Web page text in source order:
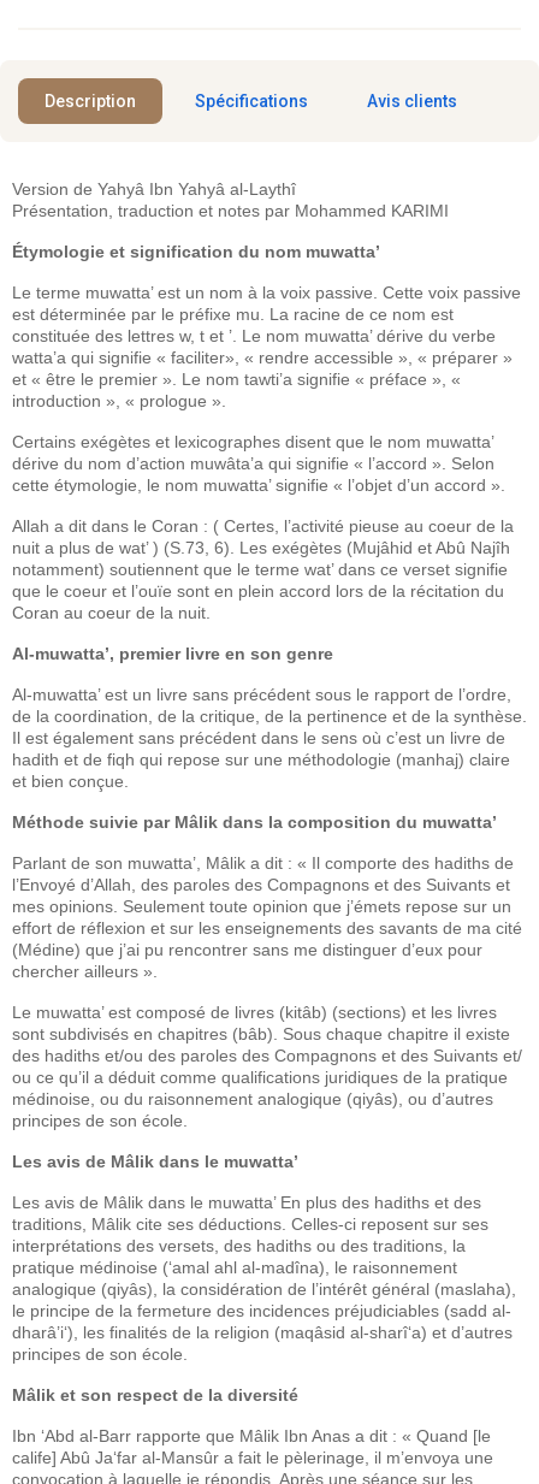
Description Spécifications Avis clients
Version de Yahyâ Ibn Yahyâ al-Laythî
Présentation, traduction et notes par Mohammed KARIMI
Étymologie et signification du nom muwatta’
Le terme muwatta’ est un nom à la voix passive. Cette voix passive
est déterminée par le préfixe mu. La racine de ce nom est
constituée des lettres w, t et ’. Le nom muwatta’ dérive du verbe
watta’a qui signifie « faciliter», « rendre accessible », « préparer »
et « être le premier ». Le nom tawti’a signifie « préface », «
introduction », « prologue ».
Certains exégètes et lexicographes disent que le nom muwatta’
dérive du nom d’action muwâta’a qui signifie « l’accord ». Selon
cette étymologie, le nom muwatta’ signifie « l’objet d’un accord ».
Allah a dit dans le Coran : ( Certes, l’activité pieuse au coeur de la
nuit a plus de wat’ ) (S.73, 6). Les exégètes (Mujâhid et Abû Najîh
notamment) soutiennent que le terme wat’ dans ce verset signifie
que le coeur et l’ouïe sont en plein accord lors de la récitation du
Coran au coeur de la nuit.
Al-muwatta’, premier livre en son genre
Al-muwatta’ est un livre sans précédent sous le rapport de l’ordre,
de la coordination, de la critique, de la pertinence et de la synthèse.
Il est également sans précédent dans le sens où c’est un livre de
hadith et de fiqh qui repose sur une méthodologie (manhaj) claire
et bien conçue.
Méthode suivie par Mâlik dans la composition du muwatta’
Parlant de son muwatta’, Mâlik a dit : « Il comporte des hadiths de
l’Envoyé d’Allah, des paroles des Compagnons et des Suivants et
mes opinions. Seulement toute opinion que j’émets repose sur un
effort de réflexion et sur les enseignements des savants de ma cité
(Médine) que j’ai pu rencontrer sans me distinguer d’eux pour
chercher ailleurs ».
Le muwatta’ est composé de livres (kitâb) (sections) et les livres
sont subdivisés en chapitres (bâb). Sous chaque chapitre il existe
des hadiths et/ou des paroles des Compagnons et des Suivants et/
ou ce qu’il a déduit comme qualifications juridiques de la pratique
médinoise, ou du raisonnement analogique (qiyâs), ou d’autres
principes de son école.
Les avis de Mâlik dans le muwatta’
Les avis de Mâlik dans le muwatta’ En plus des hadiths et des
traditions, Mâlik cite ses déductions. Celles-ci reposent sur ses
interprétations des versets, des hadiths ou des traditions, la
pratique médinoise (‘amal ahl al-madîna), le raisonnement
analogique (qiyâs), la considération de l’intérêt général (maslaha),
le principe de la fermeture des incidences préjudiciables (sadd al-
dharâ’i‘), les finalités de la religion (maqâsid al-sharî‘a) et d’autres
principes de son école.
Mâlik et son respect de la diversité
Ibn ‘Abd al-Barr rapporte que Mâlik Ibn Anas a dit : « Quand [le
calife] Abû Ja‘far al-Mansûr a fait le pèlerinage, il m’envoya une
convocation à laquelle je répondis. Après une séance sur les